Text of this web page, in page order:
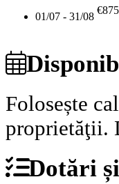
01/07 - 31/08
€875
Folosește
proprietăţii.
Dotări